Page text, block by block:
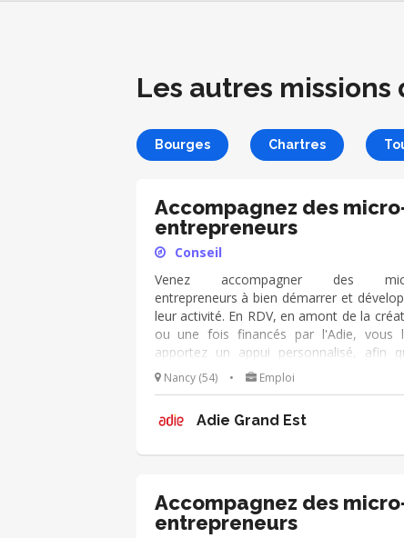
Les autres
Bourges Chartres
Accompagnez des
entrepreneurs
Conseil
Venez accompagner des
entrepreneurs à bien démarrer et
leur activité. En RDV, en amont de la
ou une fois financés par l'Adie, vous
apportez un appui personnalisé, afin
deviennent autonomes dans leur métier
chef d’entreprise. Vous
active et dans la durée. Vous utilisez le
Nancy (54) • Emploi
Adie Grand Est
Accompagnez des
entrepreneurs